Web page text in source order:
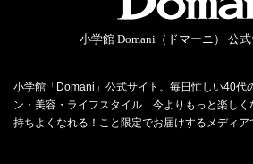
小学館 Domani（ドマーニ） 公
小学館「Domani」公式サイト。毎日忙しい40代
ン・美容・ライフスタイル…今よりもっと楽しく
持ちよくなれる！こと限定でお届けするメディア